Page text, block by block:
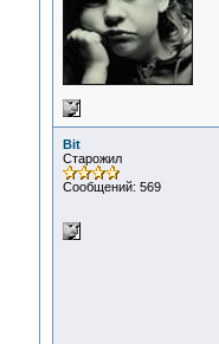
Bit
Старожил
Сообщений: 569